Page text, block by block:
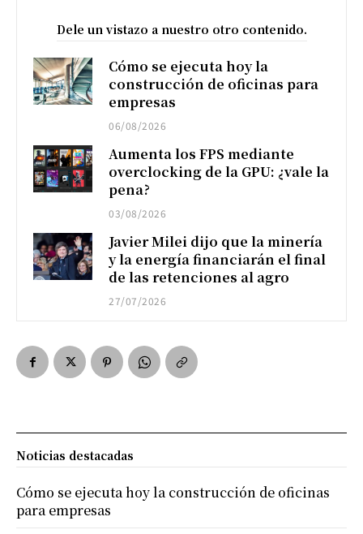
Dele un vistazo a nuestro otro contenido.
Cómo se ejecuta hoy la
construcción de oficinas para
empresas
06/08/2026
Aumenta los FPS mediante
overclocking de la GPU: ¿vale la
pena?
03/08/2026
Javier Milei dijo que la minería
y la energía financiarán el final
de las retenciones al agro
27/07/2026
Noticias destacadas
Cómo se ejecuta hoy la construcción de oficinas
para empresas